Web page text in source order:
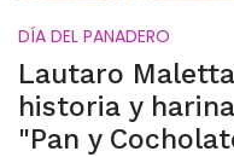
DÍA DEL PANADERO
Lautaro
historia y
"Pan y